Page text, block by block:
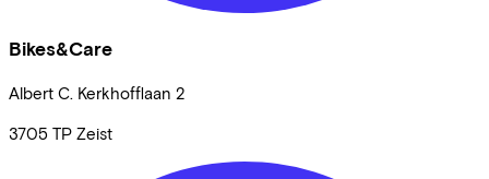
Bikes&Care
Albert C. Kerkhofflaan 2
3705 TP Zeist